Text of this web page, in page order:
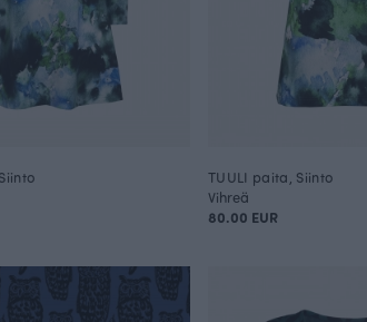
TUULI paita, Siinto
Vihreä
80.00 EUR